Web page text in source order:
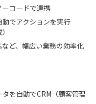
コードで連携
でアクションを実行
ど、幅広い業務の効率化
を自動でCRM（顧客管理